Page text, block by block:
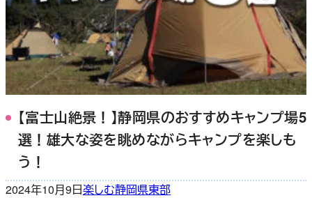
【富士山絶景！】静岡県のおすすめキャンプ場5
選！雄大な姿を眺めながらキャンプを楽しも
う！
2024年10月9日楽しむ静岡県東部